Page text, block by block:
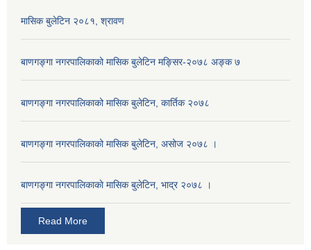
मासिक बुलेटिन २०८१, श्रावण
बाणगङ्गा नगरपालिकाको मासिक बुलेटिन मङ्सिर-२०७८ अङ्क ७
बाणगङ्गा नगरपालिकाको मासिक बुलेटिन, कार्तिक २०७८
बाणगङ्गा नगरपालिकाको मासिक बुलेटिन, असोज २०७८ ।
बाणगङ्गा नगरपालिकाकाे मासिक बुलेटिन, भाद्र २०७८ ।
Read More